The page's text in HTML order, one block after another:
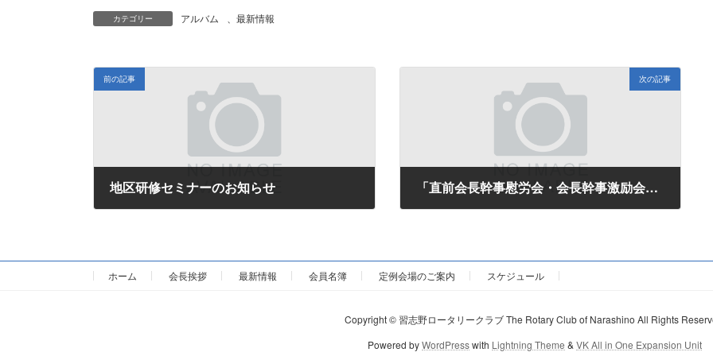
カテゴリー アルバム 最新情報
前の記事
地区研修セミナーのお知らせ
次の記事
「直前会長幹事慰労会・会長幹事激励会」のお知らせ
ホーム 会長挨拶 最新情報 会員名簿 定例会場のご案内 スケジュール
Copyright © 習志野ロータリークラブ The Rotary Club of Narashino All Rights
Powered byWordPresswith Lightning Theme & VK All in One Expansion Unit